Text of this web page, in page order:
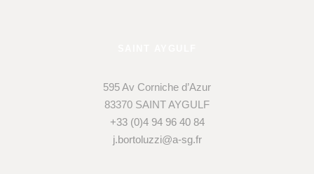
595 Av Corniche d’Azur
83370 SAINT AYGULF
+33 (0)4 94 96 40 84
j.bortoluzzi@a-sg.fr